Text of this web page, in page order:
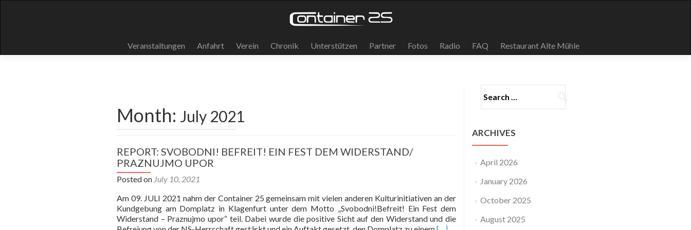
Skip
to
Veranstaltungen Anfahrt Verein Chronik Unterstützen Partner Fotos Radio FAQ Restaurant Alte Mühle
Month: July 2021
REPORT: SVOBODNI! BEFREIT! EIN FEST DEM WIDERSTAND/
PRAZNUJMO UPOR
Posted on July 10, 2021
Am 09. JULI 2021 nahm der Container 25 gemeinsam mit vielen anderen Kulturinitiativen an der
Kundgebung am Domplatz in Klagenfurt unter dem Motto „Svobodni!Befreit! Ein Fest dem
Widerstand – Praznujmo upor“ teil. Dabei wurde die positive Sicht auf den Widerstand und die
ARCHIVES
April 2026
January 2026
October 2025
August 2025